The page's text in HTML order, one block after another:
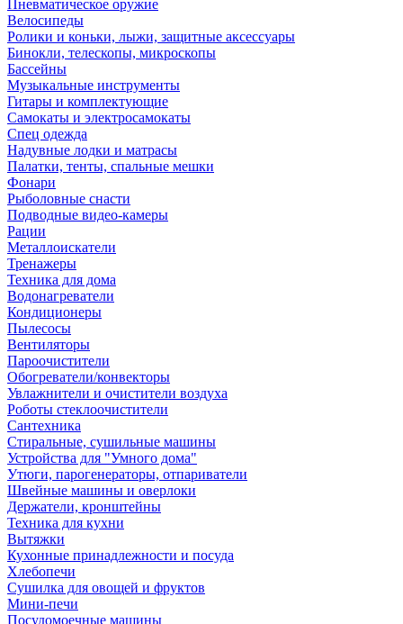
Пневматическое оружие
Велосипеды
Ролики и коньки, лыжи, защитные аксессуары
Бинокли, телескопы, микроскопы
Бассейны
Музыкальные инструменты
Гитары и комплектующие
Самокаты и электросамокаты
Спец одежда
Надувные лодки и матрасы
Палатки, тенты, спальные мешки
Фонари
Рыболовные снасти
Подводные видео-камеры
Рации
Металлоискатели
Тренажеры
Техника для дома
Водонагреватели
Кондиционеры
Пылесосы
Вентиляторы
Пароочистители
Обогреватели/конвекторы
Увлажнители и очистители воздуха
Роботы стеклоочистители
Сантехника
Стиральные, сушильные машины
Устройства для "Умного дома"
Утюги, парогенераторы, отпариватели
Швейные машины и оверлоки
Держатели, кронштейны
Техника для кухни
Вытяжки
Кухонные принадлежности и посуда
Хлебопечи
Сушилка для овощей и фруктов
Мини-печи
Посудомоечные машины